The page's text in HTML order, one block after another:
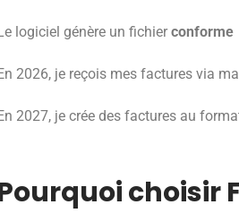
Le logiciel génère un fichier conforme
En 2026, je reçois mes factures via
En 2027, je crée des factures au
choisir